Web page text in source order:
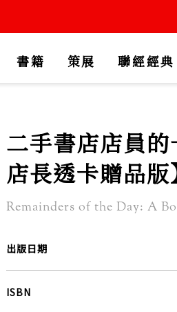
書籍 策展 聯經經典
二手書店店員
店長透卡贈品版
Remainders of the Day: A
出版日期
ISBN